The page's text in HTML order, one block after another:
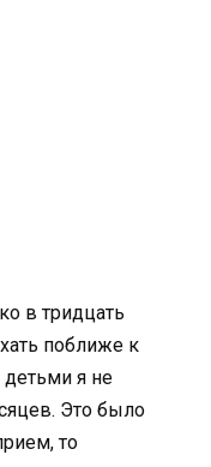
в тридцать
поближе к
я не
Это было
то